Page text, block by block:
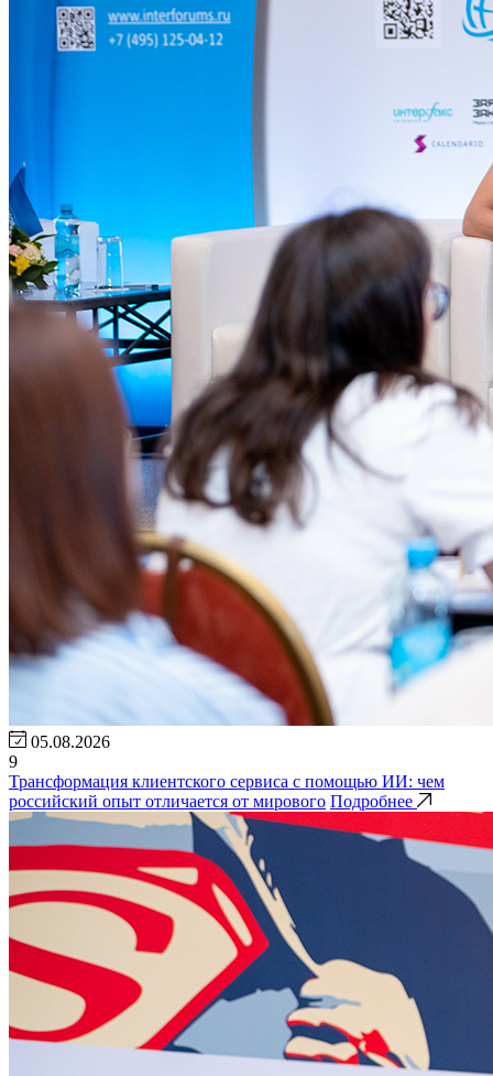
05.08.2026
9
Трансформация клиентского сервиса с помощью ИИ: чем
российский опыт отличается от мирового Подробнее